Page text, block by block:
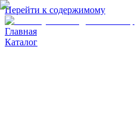
Перейти к содержимому
Главная
Каталог